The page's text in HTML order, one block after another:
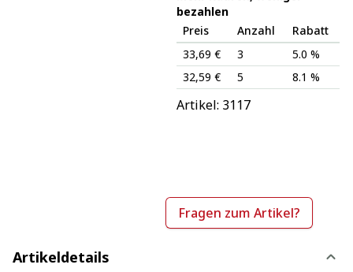
bezahlen
Preis
Anzahl
Rabatt
33,69 €
3
5.0 %
32,59 €
5 8.1 %
Artikel: 3117
Fragen zum Artikel?
Artikeldetails